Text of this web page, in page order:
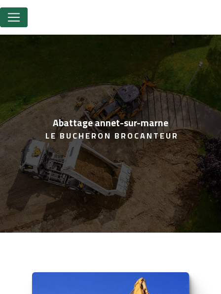
abattage annet-sur-marne
LE BUCHERON BROCANTEUR
Panneau de gestion des cookies